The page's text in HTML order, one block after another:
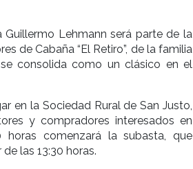
Lehmann será parte de la
de Cabaña “El Retiro”, de la familia
consolida como un clásico en el
en la Sociedad Rural de San Justo,
y compradores interesados en
horas comenzará la subasta, que
las 13:30 horas.